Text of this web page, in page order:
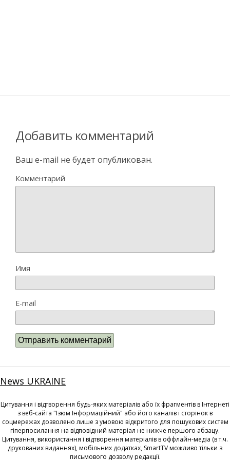
Добавить комментарий
Ваш e-mail не будет опубликован.
Комментарий
Имя
E-mail
News UKRAINE
Цитування і відтворення будь-яких матеріалів або їх фрагментів в Інтернеті
з веб-сайта "Ізюм Інформаційний" або його каналів і сторінок в
соцмережах дозволено лише з умовою відкритого для пошукових систем
гіперпосилання на відповідний матеріал не нижче першого абзацу.
Цитування, використання і відтворення матеріалів в оффлайн-медіа (в т.ч.
друкованих виданнях), мобільних додатках, SmartTV можливо тільки з
письмового дозволу редакції.